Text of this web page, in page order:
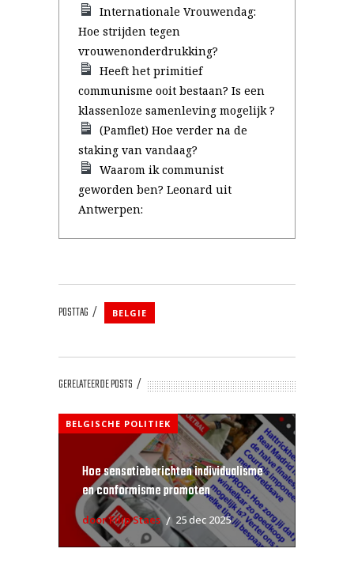
Internationale Vrouwendag:
Hoe strijden tegen
vrouwenonderdrukking?
Heeft het primitief
communisme ooit bestaan? Is een
klassenloze samenleving mogelijk ?
(Pamflet) Hoe verder na de
staking van vandaag?
Waarom ik communist
geworden ben? Leonard uit
Antwerpen:
POSTTAG BELGIE
GERELATEERDE POSTS
BELGISCHE POLITIEK
Hoe sensatieberichten individualisme
en conformisme promoten
door Filip Staes 25 dec 2025